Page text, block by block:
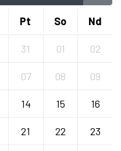
Pt So Nd
31 01 02
07 08 09
14 15 16
21 22 23